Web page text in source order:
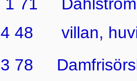
1 71
4 48  villan,
3 78